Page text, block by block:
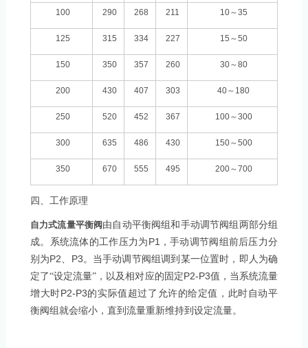
100 290 268 211 10～35
125 315 334 227 15 ～50
150 350 357 260 30～80
200 430 407 303 40～ 180
250 520 452 367 100～300
300 635 486 430 150～500
350 670 555 495 200～700
四、工作原理
自力式流量平衡阀 由自动平衡阀组和手动调节阀组两部分组
成。系统流体的工作压力为 P1 ，手动调节阀组前后压力分
别为P2、 P3。当手动调节阀组调到某一位置时，即人为确
定了“设定流量”，以及相对应的固定P2-P3值，当系统流量
增大时P2-P3的实际值超过了允许的给定值，此时自动平
衡阀组就会缩小，直到流量重新维持到设定流量。